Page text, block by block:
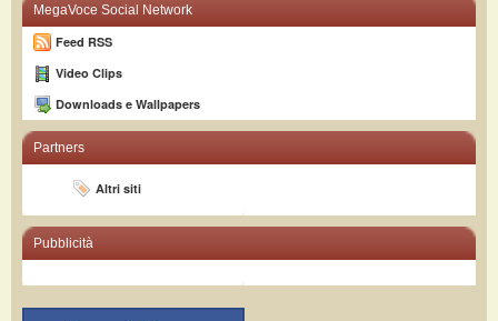
MegaVoce Social Network
Feed RSS
Video Clips
Downloads e Wallpapers
Partners
Altri siti
Pubblicità